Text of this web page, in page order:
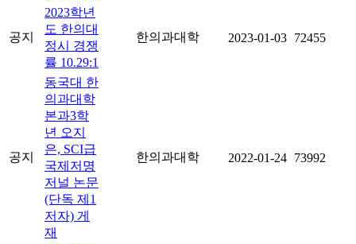
공지
2023학년
도 한의대
정시 경쟁
률 10.29:1
한의과대학 2023-01-03 72455
공지
동국대 한
의과대학
본과3학
년 오지
은, SCI급
국제저명
저널 논문
(단독 제1
저자) 게
재
한의과대학 2022-01-24 73992